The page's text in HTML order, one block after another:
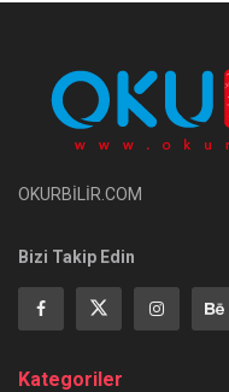
OKURBİLİR.COM
Bizi Takip Edin
Kategoriler